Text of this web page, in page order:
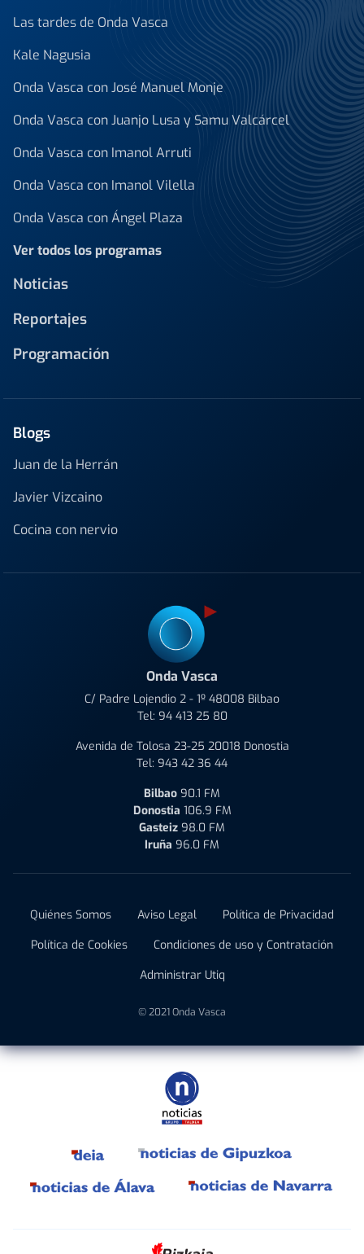
Las tardes de Onda Vasca
Kale Nagusia
Onda Vasca con José Manuel Monje
Onda Vasca con Juanjo Lusa y Samu Valcárcel
Onda Vasca con Imanol Arruti
Onda Vasca con Imanol Vilella
Onda Vasca con Ángel Plaza
Ver todos los programas
Noticias
Reportajes
Programación
Blogs
Juan de la Herrán
Javier Vizcaino
Cocina con nervio
Onda Vasca
C/ Padre Lojendio 2 - 1º 48008 Bilbao
Tel: 94 413 25 80
Avenida de Tolosa 23-25 20018 Donostia
Tel: 943 42 36 44
Bilbao 90.1 FM
Donostia 106.9 FM
Gasteiz 98.0 FM
Iruña 96.0 FM
Quiénes Somos Aviso Legal
Política de Privacidad
Política de Cookies
Condiciones de uso y Contratación
Administrar Utiq
© 2021 Onda Vasca